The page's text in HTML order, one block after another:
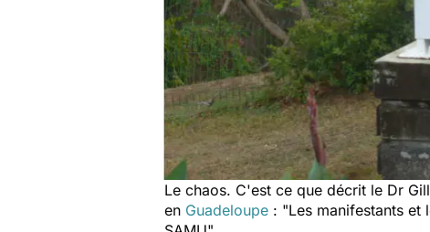
Le chaos. C'est ce que décrit le Dr
en Guadeloupe : "Les manifestants et